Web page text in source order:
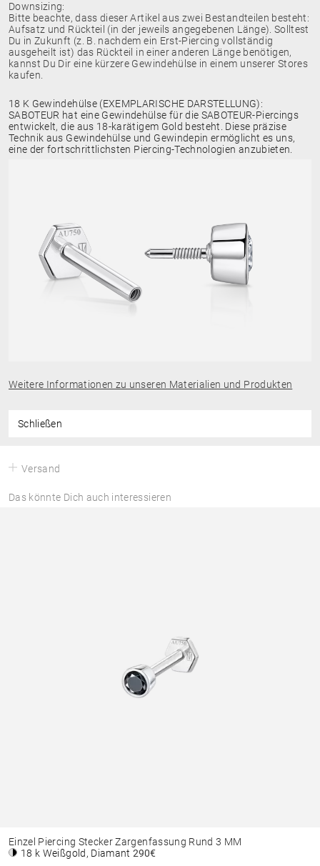
Downsizing:
Bitte beachte, dass dieser Artikel aus zwei Bestandteilen besteht:
Aufsatz und Rückteil (in der jeweils angegebenen Länge). Solltest
Du in Zukunft (z. B. nachdem ein Erst-Piercing vollständig
ausgeheilt ist) das Rückteil in einer anderen Länge benötigen,
kannst Du Dir eine kürzere Gewindehülse in einem unserer Stores
kaufen.
18 K Gewindehülse (EXEMPLARISCHE DARSTELLUNG):
SABOTEUR hat eine Gewindehülse für die SABOTEUR-Piercings
entwickelt, die aus 18-karätigem Gold besteht. Diese präzise
Technik aus Gewindehülse und Gewindepin ermöglicht es uns,
eine der fortschrittlichsten Piercing-Technologien anzubieten.
Weitere Informationen zu unseren Materialien und Produkten
Schließen
Versand
Das könnte Dich auch interessieren
Einzel Piercing Stecker Zargenfassung Rund 3 MM
18 k Weißgold, Diamant290€